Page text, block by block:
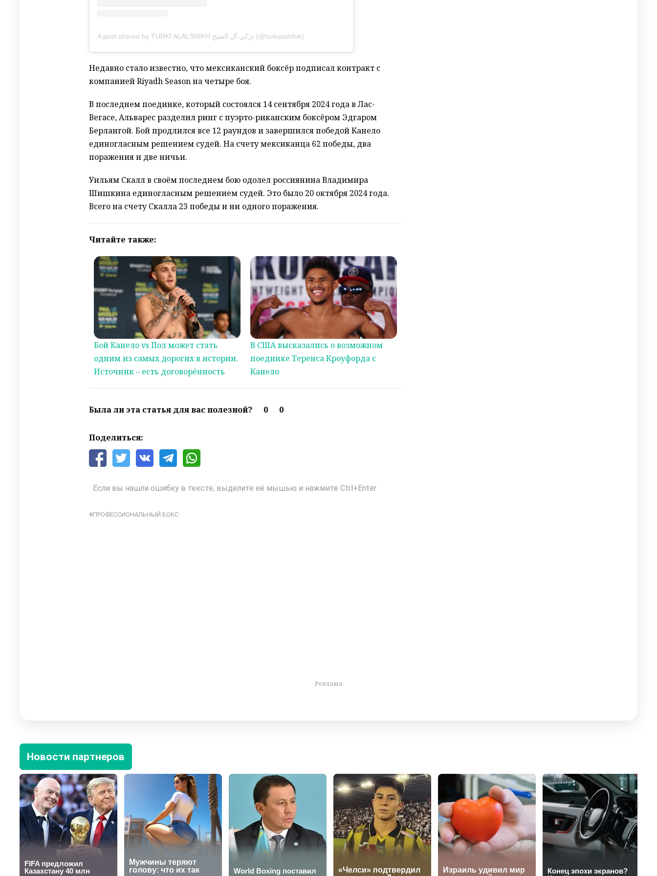
A post shared by TURKI ALALSHIKH تركي آل الشيخ (@turkialalshik)
Недавно стало известно, что мексиканский боксёр подписал контракт с
компанией Riyadh Season на четыре боя.
В последнем поединке, который состоялся 14 сентября 2024 года в Лас-
Вегасе, Альварес разделил ринг с пуэрто-риканским боксёром Эдгаром
Берлангой. Бой продлился все 12 раундов и завершился победой Канело
единогласным решением судей. На счету мексиканца 62 победы, два
поражения и две ничьи.
Уильям Скалл в своём последнем бою одолел россиянина Владимира
Шишкина единогласным решением судей. Это было 20 октября 2024 года.
Всего на счету Скалла 23 победы и ни одного поражения.
Читайте также:
Бой Канело vs Пол может стать
одним из самых дорогих в истории.
Источник – есть договорённость
В США высказались о возможном
поединке Теренса Кроуфорда с
Канело
Была ли эта статья для вас полезной? 0 0
Поделиться:
Если вы нашли ошибку в тексте, выделите её мышью и нажмите Ctrl+Enter
ПРОФЕССИОНАЛЬНЫЙ БОКС
Новости партнеров